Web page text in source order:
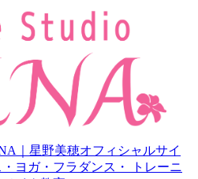
｜星野美穂オフィシャルサイ
ヨガ・フラダンス・ トレーニ